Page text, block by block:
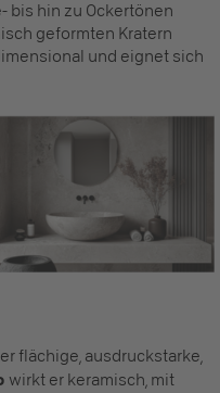
bis hin zu Ockertönen
geformten Kratern
und eignet sich
flächige, ausdruckstarke,
wirkt er keramisch, mit